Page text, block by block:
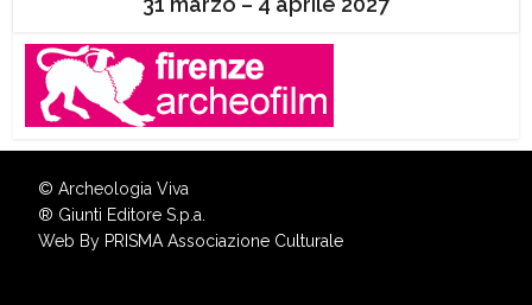
© Archeologia Viva
® Giunti Editore S.p.a.
Web By PRISMA Associazione Culturale